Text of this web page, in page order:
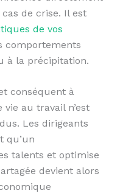
de crise. Il est
de vos
comportements
à la précipitation.
conséquent à
au travail n’est
Les dirigeants
qu’un
talents et optimise
devient alors